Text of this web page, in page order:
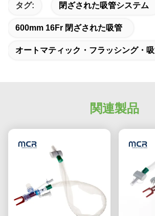
タグ: 閉ざされた吸管システム
600mm 16Fr 閉ざされた吸管
オートマティック・フラッシング・
関連製品